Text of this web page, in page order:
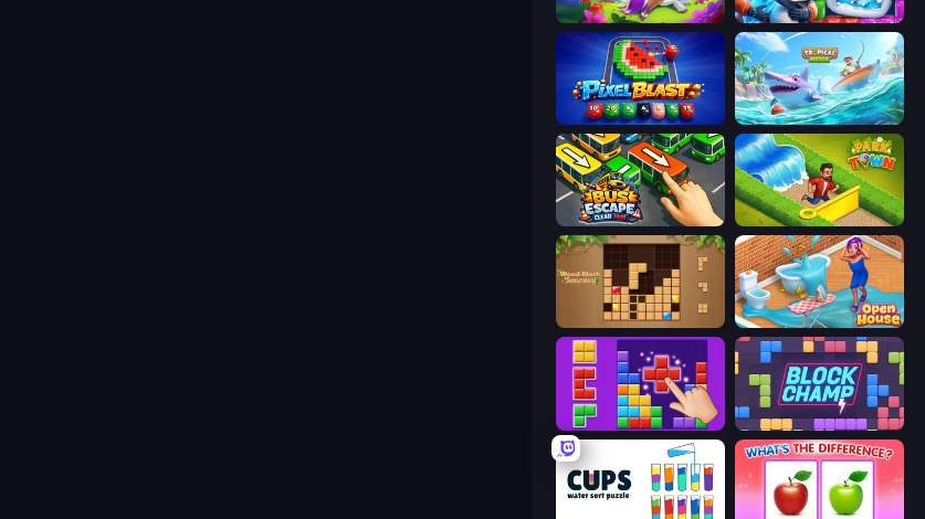
Fairyland Merge & Magic Captain Blast
Pixel Blast Tropical Merge
Bus Escape: Clear Jam Park Town
Wood Block Journey Open House
BlockBuster Puzzle Block Champ